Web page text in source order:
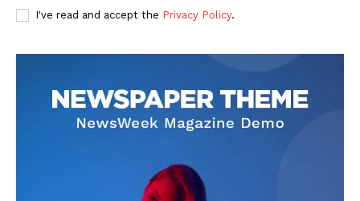
I've read and accept the Privacy Policy.